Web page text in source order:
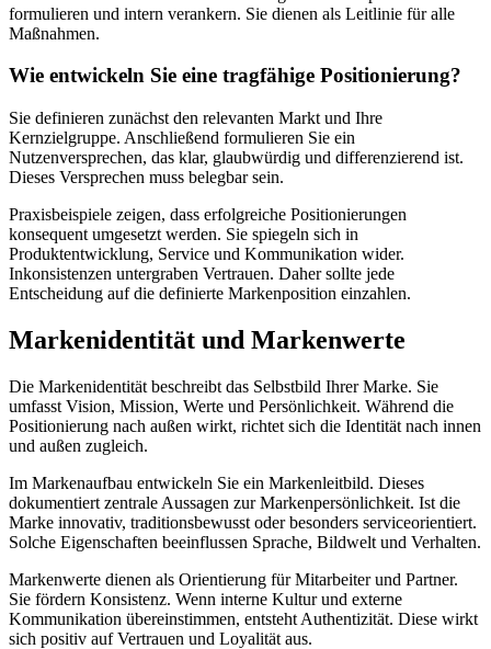
formulieren und intern verankern. Sie dienen als Leitlinie für alle
Maßnahmen.
Wie entwickeln Sie eine tragfähige Positionierung?
Sie definieren zunächst den relevanten Markt und Ihre
Kernzielgruppe. Anschließend formulieren Sie ein
Nutzenversprechen, das klar, glaubwürdig und differenzierend ist.
Dieses Versprechen muss belegbar sein.
Praxisbeispiele zeigen, dass erfolgreiche Positionierungen
konsequent umgesetzt werden. Sie spiegeln sich in
Produktentwicklung, Service und Kommunikation wider.
Inkonsistenzen untergraben Vertrauen. Daher sollte jede
Entscheidung auf die definierte Markenposition einzahlen.
Markenidentität und Markenwerte
Die Markenidentität beschreibt das Selbstbild Ihrer Marke. Sie
umfasst Vision, Mission, Werte und Persönlichkeit. Während die
Positionierung nach außen wirkt, richtet sich die Identität nach innen
und außen zugleich.
Im Markenaufbau entwickeln Sie ein Markenleitbild. Dieses
dokumentiert zentrale Aussagen zur Markenpersönlichkeit. Ist die
Marke innovativ, traditionsbewusst oder besonders serviceorientiert.
Solche Eigenschaften beeinflussen Sprache, Bildwelt und Verhalten.
Markenwerte dienen als Orientierung für Mitarbeiter und Partner.
Sie fördern Konsistenz. Wenn interne Kultur und externe
Kommunikation übereinstimmen, entsteht Authentizität. Diese wirkt
sich positiv auf Vertrauen und Loyalität aus.